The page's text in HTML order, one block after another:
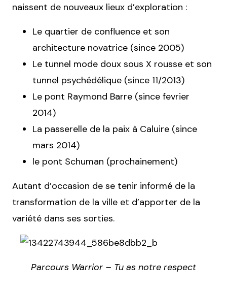
naissent de nouveaux lieux d’exploration :
Le quartier de confluence et son
architecture novatrice (since 2005)
Le tunnel mode doux sous X rousse et son
tunnel psychédélique (since 11/2013)
Le pont Raymond Barre (since fevrier
2014)
La passerelle de la paix à Caluire (since
mars 2014)
le pont Schuman (prochainement)
Autant d’occasion de se tenir informé de la
transformation de la ville et d’apporter de la
variété dans ses sorties.
Parcours Warrior – Tu as notre respect